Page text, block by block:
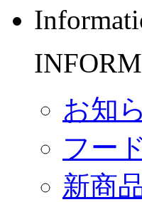
お知
フー
新商